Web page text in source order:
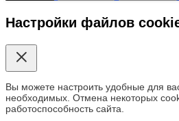
Настройки файлов
Вы можете настроить удобные для
необходимых. Отмена некоторых
работоспособность сайта.